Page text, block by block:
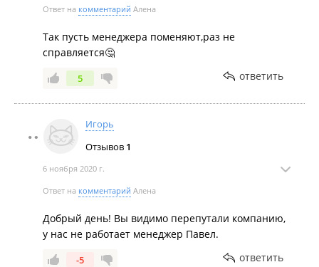
ваш заказ недостаточно крупный, то также можно
отдадут другим заказчикам. Даже если вы сделали
ваш заказ ранее.
Ответ на комментарий Алена
Так пусть менеджера поменяют,раз не
справляется🤔
5 ответить
Игорь
Отзывов 1
6 ноября 2020 г.
Ответ на комментарий Алена
Добрый день! Вы видимо перепутали компанию,
у нас не работает менеджер Павел.
-5 ответить